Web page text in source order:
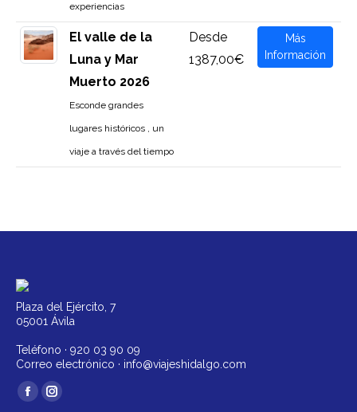
experiencias
El valle de la
Luna y Mar
Muerto 2026
Esconde grandes
lugares históricos , un
viaje a través del tiempo
Desde
1387,00€
Más
Información
Plaza del Ejército, 7
05001 Ávila
Teléfono · 920 03 90 09
Correo electrónico · info@viajeshidalgo.com
Encuéntranos en:
FacebookInstagram